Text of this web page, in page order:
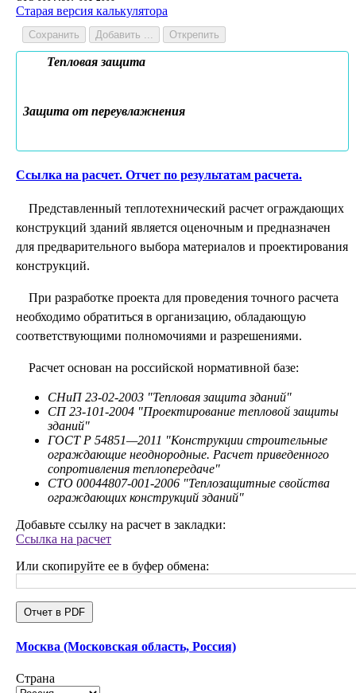
Старая версия калькулятора
Сохранить Добавить ... Открепить
Тепловая защита
Защита от переувлажнения
Ссылка на расчет. Отчет по результатам расчета.
Представленный теплотехнический расчет ограждающих
конструкций зданий является оценочным и предназначен
для предварительного выбора материалов и проектирования
конструкций.
При разработке проекта для проведения точного расчета
необходимо обратиться в организацию, обладающую
соответствующими полномочиями и разрешениями.
Расчет основан на российской нормативной базе:
СНиП 23-02-2003 "Тепловая защита зданий"
СП 23-101-2004 "Проектирование тепловой защиты
зданий"
ГОСТ Р 54851—2011 "Конструкции строительные
ограждающие неоднородные. Расчет приведенного
сопротивления теплопередаче"
СТО 00044807-001-2006 "Теплозащитные свойства
ограждающих конструкций зданий"
Добавьте ссылку на расчет в закладки:
Ссылка на расчет
Или скопируйте ее в буфер обмена:
Отчет в PDF
Москва (Московская область, Россия)
Страна